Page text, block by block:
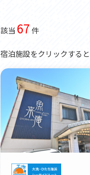
奥久慈里山ヒルクライムルー
袋田の滝、八溝山、竜神大吊橋など
広がる。起伏や勾配を感じる走りご
コース紹介
アクセス
おすすめスタートポイント
おすすめスポット
おすすめグルメ
サイクリストにやさしい宿
該当 67 件
宿泊施設をクリックする